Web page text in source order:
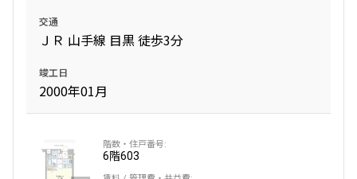
三井の賃貸
交通
ＪＲ 山手線 目黒 徒歩3分
竣工日
2000年01月
6階603